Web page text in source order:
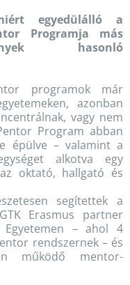
egyedülálló a
Programja más
hasonló
programok már
azonban
vagy nem
Program abban
épülve – valamint a
alkotva egy
oktató, hallgató és
segítettek a
Erasmus partner
Egyetemen – ahol 4
rendszernek – és
működő mentor-